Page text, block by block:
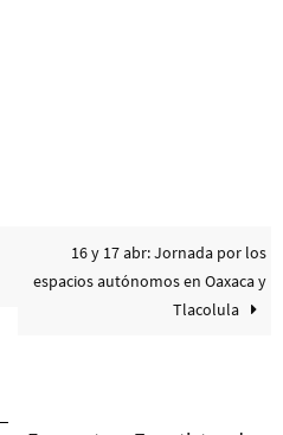
16 y 17 abr: Jornada por los
espacios autónomos en Oaxaca y
Tlacolula